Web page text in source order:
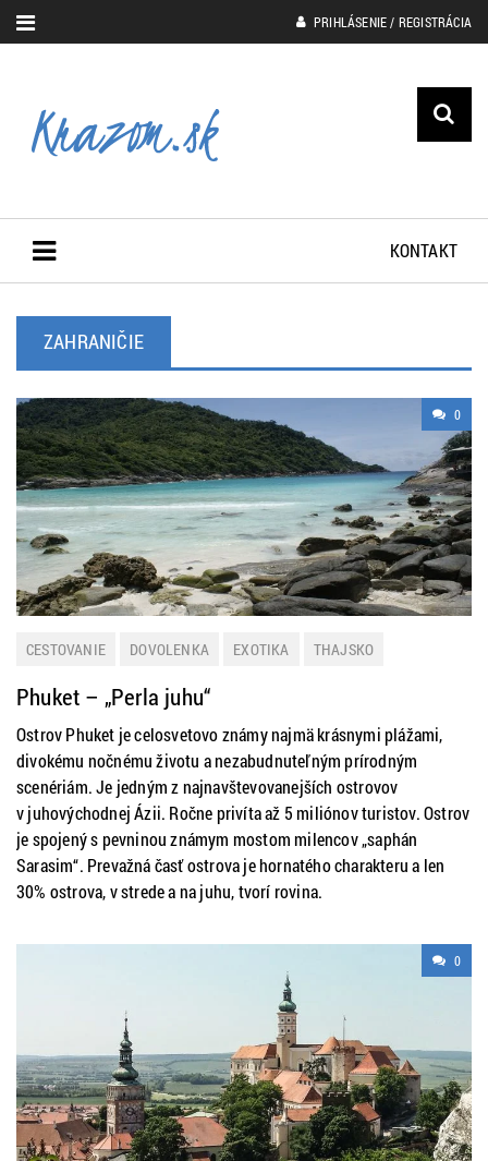
PRIHLÁSENIE / REGISTRÁCIA
KONTAKT
ZAHRANIČIE
0
CESTOVANIE DOVOLENKA EXOTIKA
THAJSKO
ZAHRANIČIE
Phuket – „Perla juhu“
Ostrov Phuket je celosvetovo známy najmä krásnymi plážami,
divokému nočnému životu a nezabudnuteľným prírodným
scenériám. Je jedným z najnavštevovanejších ostrovov
v juhovýchodnej Ázii. Ročne privíta až 5 miliónov turistov. Ostrov
je spojený s pevninou známym mostom milencov „saphán
Sarasim“. Prevažná časť ostrova je hornatého charakteru a len
30% ostrova, v strede a na juhu, tvorí rovina.
0